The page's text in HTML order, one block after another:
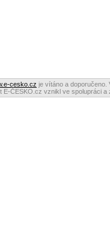
cesko.cz je vítáno a doporučeno.
E-ČESKO.cz vznikl ve spolupráci